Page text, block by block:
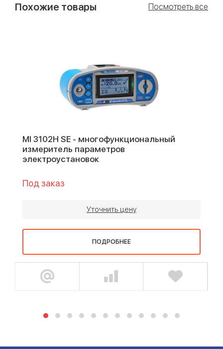
Похожие товары Посмотреть все
MI 3102H SE - многофункциональный
измеритель параметров
электроустановок
Под заказ
Уточнить цену
ПОДРОБНЕЕ